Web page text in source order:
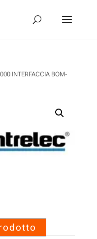
INTERFACCIA BOM-